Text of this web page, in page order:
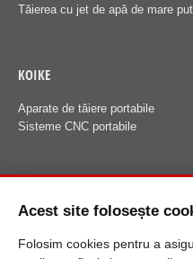
Tăierea cu jet de apă de mare
KOIKE
Aparate de tăiere portabile
Sisteme CNC portabile
Acest site folosește
Folosim cookies pentru a